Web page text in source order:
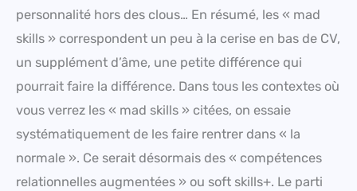
personnalité hors des clous… En résumé, les « mad
skills » correspondent un peu à la cerise en bas de CV,
un supplément d’âme, une petite différence qui
pourrait faire la différence. Dans tous les contextes où
vous verrez les « mad skills » citées, on essaie
systématiquement de les faire rentrer dans « la
normale ». Ce serait désormais des « compétences
relationnelles augmentées » ou soft skills+. Le parti